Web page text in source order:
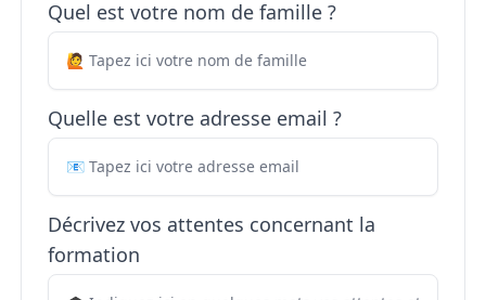
Quel est votre nom de famille ?
Quelle est votre adresse email ?
Décrivez vos attentes concernant la
formation